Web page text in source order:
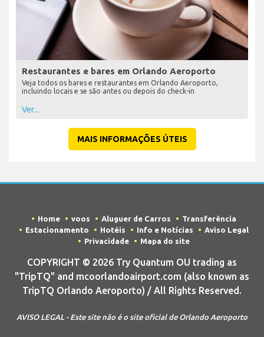
Restaurantes e bares em Orlando Aeroporto
Veja todos os bares e restaurantes em Orlando Aeroporto,
incluindo locais e se são antes ou depois do check-in
Ver...
MAIS INFORMAÇÕES ÚTEIS
Home voos Aluguer de Carros
Transferência
Estacionamento
Hotéis Info e Notícias
Aviso Legal
Privacidade
Mapa do site
COPYRIGHT © 2026 Try Quantum OU trading as
"TripTQ" and mcoorlandoairport.com (also known as
TripTQ Orlando Aeroporto) / All Rights Reserved.
AVISO LEGAL - Este site não é o site oficial de Orlando Aeroporto